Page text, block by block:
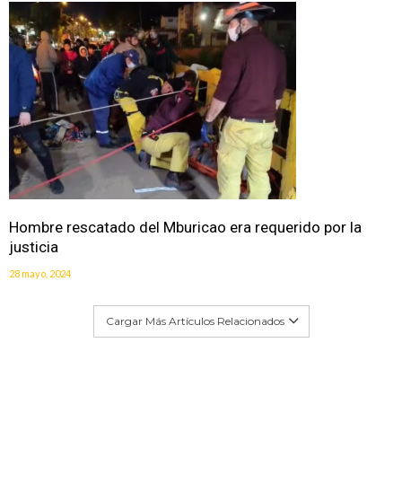
Hombre rescatado del Mburicao era requerido por la
justicia
28 mayo, 2024
Cargar Más Artículos Relacionados